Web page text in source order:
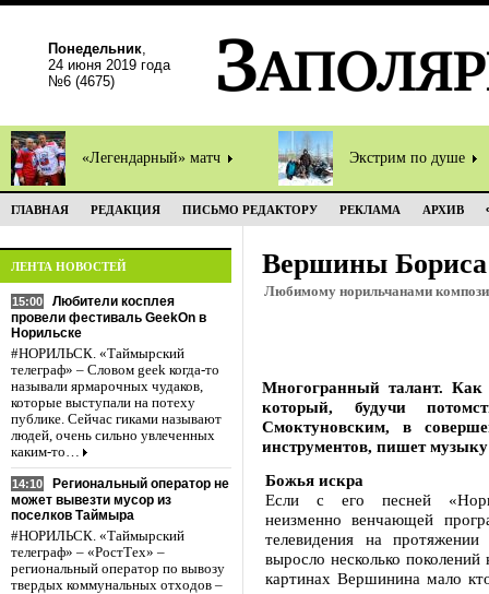
Понедельник,
24 июня 2019 года
№6 (4675)
«Легендарный» матч Экстрим по душе
ГЛАВНАЯ РЕДАКЦИЯ ПИСЬМО РЕДАКТОРУ РЕКЛАМА АРХИВ
ЛЕНТА НОВОСТЕЙ
15:00
Любители косплея
провели фестиваль GeekOn в
Норильске
#НОРИЛЬСК. «Таймырский
телеграф» – Словом geek когда-то
называли ярмарочных чудаков,
которые выступали на потеху
публике. Сейчас гиками называют
людей, очень сильно увлеченных
каким-то…
14:10
Региональный оператор не
может вывезти мусор из
поселков Таймыра
#НОРИЛЬСК. «Таймырский
телеграф» – «РостТех» –
региональный оператор по вывозу
твердых коммунальных отходов –
Вершины
Любимому норильчанами
Многогранный талант. Как
который, будучи
Смоктуновским, в
инструментов, пишет
Божья искра
Если с его песней
неизменно венчающей
телевидения на
выросло несколько поколений
картинах Вершинина мало